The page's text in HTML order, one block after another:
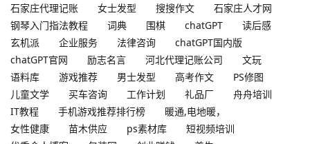
石家庄代理记账
女士发型 搜搜作文
石家庄人才网
钢琴入门指法教程
词典 围棋 chatGPT
读后感
玄机派
企业服务 法律咨询
chatGPT国内版
chatGPT官网
励志名言 河北代理记账公司
文玩
语料库
游戏推荐 男士发型 高考作文
PS修图
儿童文学
买车咨询 工作计划 礼品厂
舟舟培训
IT教程
手机游戏推荐排行榜
暖通,电地暖，
女性健康
苗木供应 ps素材库
短视频培训